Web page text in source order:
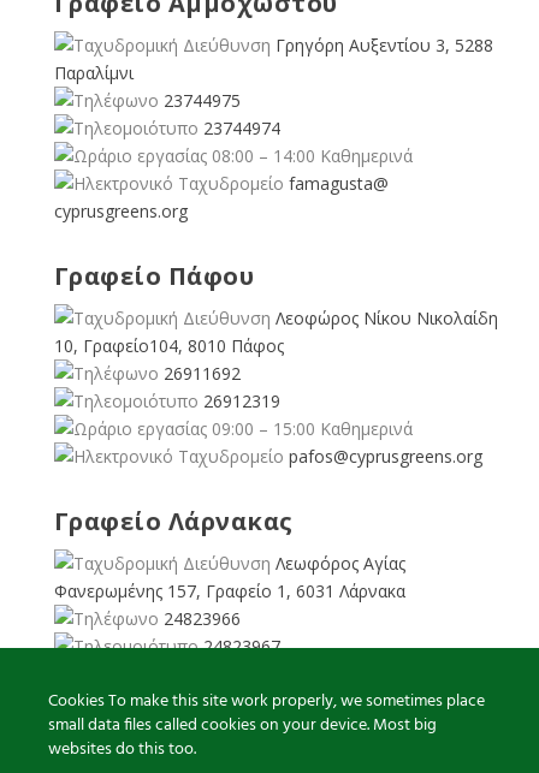
Γρηγόρη Αυξεντίου 3, 5288
Παραλίμνι
23744975
23744974
08:00 – 14:00 Καθημερινά
famagusta@
cyprusgreens.org
Γραφείο Πάφου
Λεοφώρος Νίκου Νικολαίδη
10, Γραφείο104, 8010 Πάφος
26911692
26912319
09:00 – 15:00 Καθημερινά
pafos@cyprusgreens.org
Γραφείο Λάρνακας
Λεωφόρος Αγίας
Φανερωμένης 157, Γραφείο 1, 6031 Λάρνακα
24823966
24823967
larnaka@cyprusgreens.
org
Cookies To make this site work properly, we sometimes place
small data files called cookies on your device. Most big
websites do this too.